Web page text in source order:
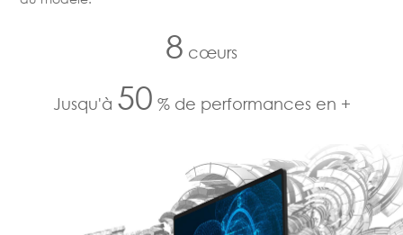
8 cœurs
Jusqu'à 50 % de performances en +